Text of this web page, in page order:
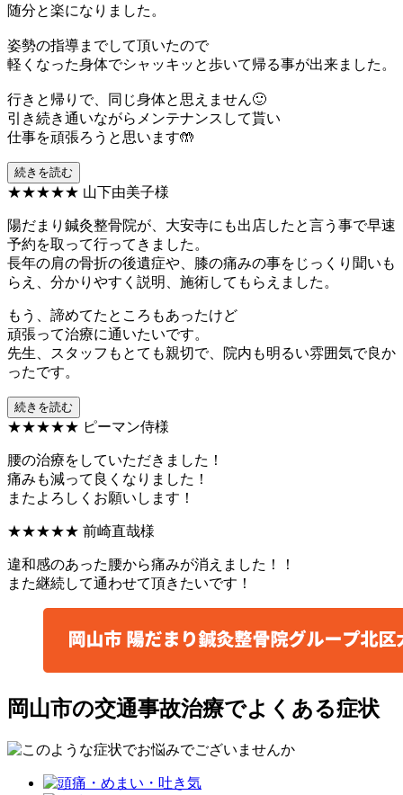
随分と楽になりました。
姿勢の指導までして頂いたので
軽くなった身体でシャッキッと歩いて帰る事が出来ました。
行きと帰りで、同じ身体と思えません🙂
引き続き通いながらメンテナンスして貰い
仕事を頑張ろうと思います🤲
続きを読む
★★★★★ 山下由美子様
陽だまり鍼灸整骨院が、大安寺にも出店したと言う事で早速
予約を取って行ってきました。
長年の肩の骨折の後遺症や、膝の痛みの事をじっくり聞いも
らえ、分かりやすく説明、施術してもらえました。
もう、諦めてたところもあったけど
頑張って治療に通いたいです。
先生、スタッフもとても親切で、院内も明るい雰囲気で良か
ったです。
続きを読む
★★★★★ ピーマン侍様
腰の治療をしていただきました！
痛みも減って良くなりました！
またよろしくお願いします！
★★★★★ 前崎直哉様
違和感のあった腰から痛みが消えました！！
また継続して通わせて頂きたいです！
岡山市の交通事故治療でよくある症状